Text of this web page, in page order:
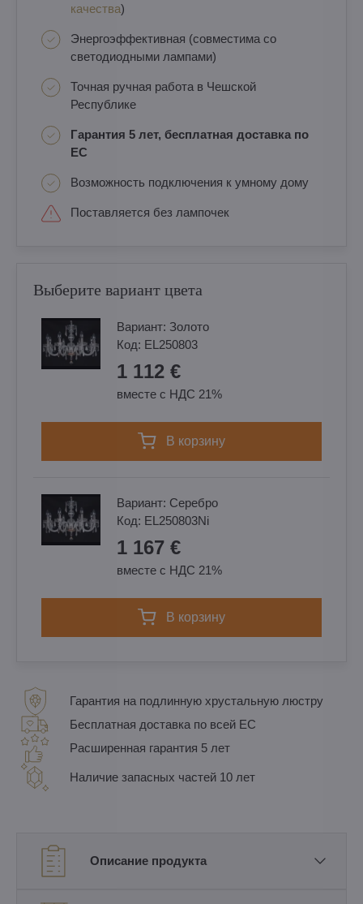
качества)
Энергоэффективная (совместима со
светодиодными лампами)
Точная ручная работа в Чешской
Республике
Гарантия 5 лет, бесплатная доставка по
ЕС
Возможность подключения к умному дому
Поставляется без лампочек
Выберите вариант цвета
Вариант: Золотo
Код: EL250803
1 112 €
вместе с НДС 21%
в корзину
Вариант: Cеребро
Код: EL250803Ni
1 167 €
вместе с НДС 21%
в корзину
Гарантия на подлинную хрустальную люстру
Бесплатная доставка по всей ЕС
Расширенная гарантия 5 лет
Наличие запасных частей 10 лет
Описание продукта